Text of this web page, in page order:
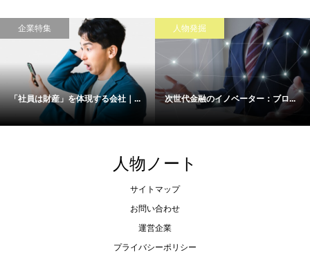
企業特集
「社員は財産」を体現する会社｜...
人物発掘
次世代金融のイノベーター：ブロ...
人物ノート
サイトマップ
お問い合わせ
運営企業
プライバシーポリシー